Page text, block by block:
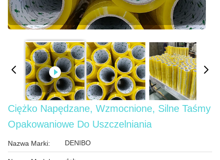
Ciężko Napędzane, Wzmocnione, Silne Taśmy
Opakowaniowe Do Uszczelniania
Nazwa Marki: DENIBO